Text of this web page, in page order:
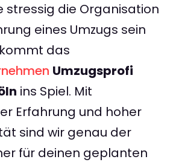
stressig die Organisation
eines Umzugs sein
das
Umzugsprofi
ins Spiel. Mit
Erfahrung und hoher
sind wir genau der
für deinen geplanten